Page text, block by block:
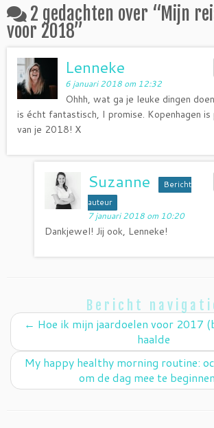
2 gedachten over “Mijn
voor 2018”
Lenneke
6 januari 2018 om 12:32
Ohhh, wat ga je leuke dingen
is écht fantastisch, I promise. Kopenhagen
van je 2018! X
Suzanne
Bericht
auteur
7 januari 2018 om 10:20
Dankjewel! Jij ook, Lenneke!
Bericht
← Hoe ik mijn jaardoelen voor 2017
haalde
My happy healthy morning routine:
om de dag mee te beginnen